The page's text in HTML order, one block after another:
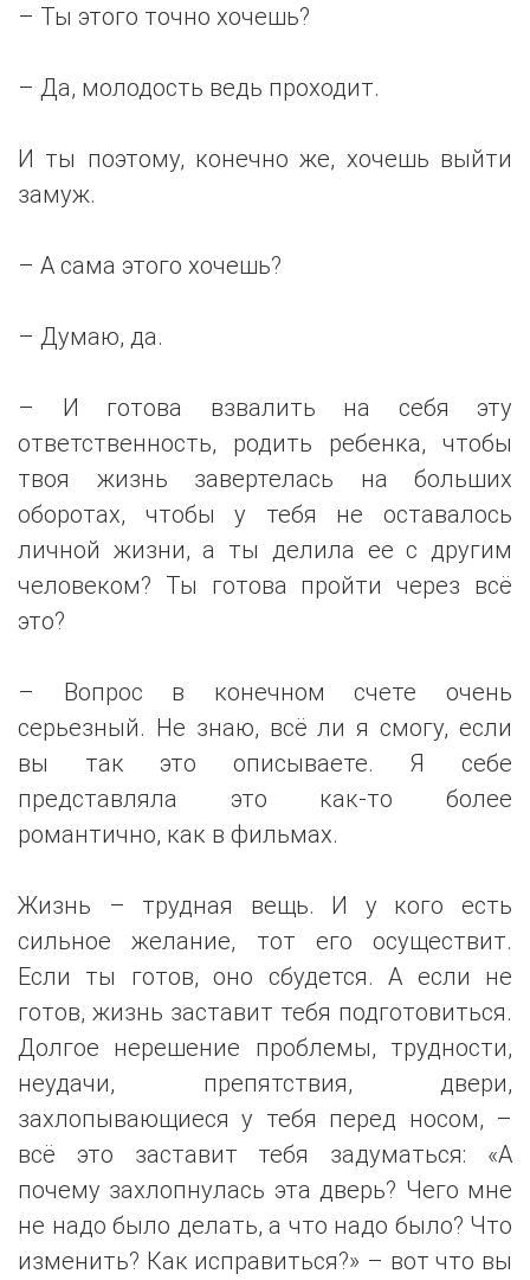
– Ты этого точно хочешь?
– Да, молодость ведь проходит.
И ты поэтому, конечно же, хочешь выйти
замуж.
– А сама этого хочешь?
– Думаю, да.
– И готова взвалить на себя эту
ответственность, родить ребенка, чтобы
твоя жизнь завертелась на больших
оборотах, чтобы у тебя не оставалось
личной жизни, а ты делила ее с другим
человеком? Ты готова пройти через всё
это?
– Вопрос в конечном счете очень
серьезный. Не знаю, всё ли я смогу, если
вы так это описываете. Я себе
представляла это как-то более
романтично, как в фильмах.
Жизнь – трудная вещь. И у кого есть
сильное желание, тот его осуществит.
Если ты готов, оно сбудется. А если не
готов, жизнь заставит тебя подготовиться.
Долгое нерешение проблемы, трудности,
неудачи, препятствия, двери,
захлопывающиеся у тебя перед носом, –
всё это заставит тебя задуматься: «А
почему захлопнулась эта дверь? Чего мне
не надо было делать, а что надо было? Что
изменить? Как исправиться?» – вот что вы